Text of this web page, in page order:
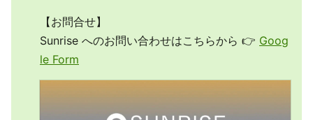
【お問合せ】
Sunrise へのお問い合わせはこちらから 👉 Goog
le Form